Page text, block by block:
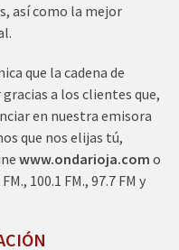
así como la mejor
que la cadena de
a los clientes que,
en nuestra emisora
que nos elijas tú,
www.ondarioja.com o
100.1 FM., 97.7 FM y